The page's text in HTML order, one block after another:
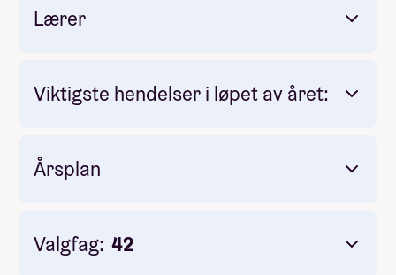
for å ivareta god variasjon i treningen:
Elsker følelsen etter en god økt
Vil ha tid til å slappe av, spise god mat og
Lærer
Viktigste hendelser i løpet av året:
Årsplan
Valgfag: 42